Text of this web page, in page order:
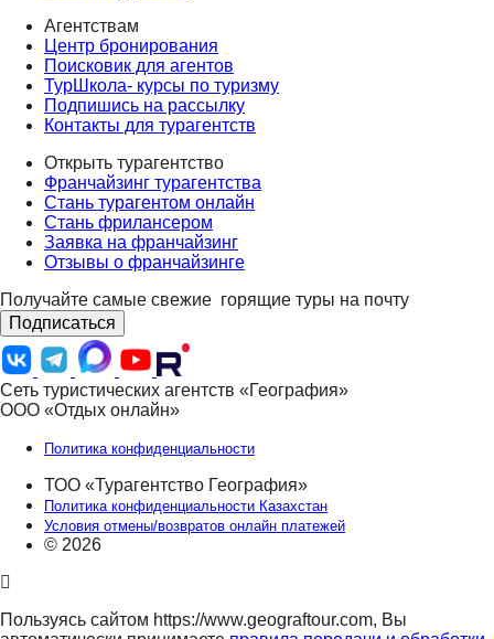
Агентствам
Центр бронирования
Поисковик для агентов
ТурШкола- курсы по туризму
Подпишись на рассылку
Контакты для турагентств
Открыть турагентство
Франчайзинг турагентства
Стань турагентом онлайн
Стань фрилансером
Заявка на франчайзинг
Отзывы о франчайзинге
Получайте самые свежие горящие туры на почту
Подписаться
Сеть туристических агентств «География»
ООО «Отдых онлайн»
Политика конфиденциальности
ТОО «Турагентство География»
Политика конфиденциальности Казахстан
Условия отмены/возвратов онлайн платежей
© 2026
Пользуясь сайтом https://www.geograftour.com, Вы